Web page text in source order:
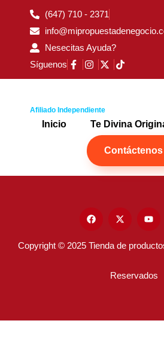
(647) 710 - 2371
Nesecitas Ayuda?
Síguenos
Afiliado Independiente
Inicio Te Divina
Contáctenos
Copyright © 2025 Tienda de
Reservados